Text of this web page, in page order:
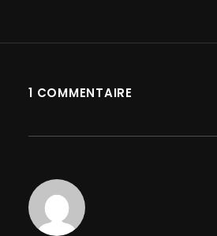
1 COMMENTAIRE